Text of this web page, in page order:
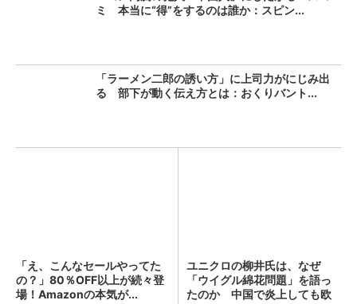
ミ 本当に“得”をするのは誰か：スピン...
「ラーメン二郎の誘い方」に上司力がにじみ出
る 部下が動く伝え方とは：おくりバント...
「え、こんなセールやってた
の？」80％OFF以上が続々登
場！Amazonの本気が...
ユニクロの柳井氏は、なぜ
「ウイグル綿花問題」を語っ
たのか 中国で炎上しても欧